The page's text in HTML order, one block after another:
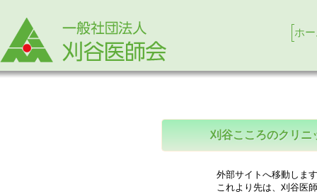
ホ
刈谷こころのクリニ
外部サイトへ移動しま
これより先は、刈谷医